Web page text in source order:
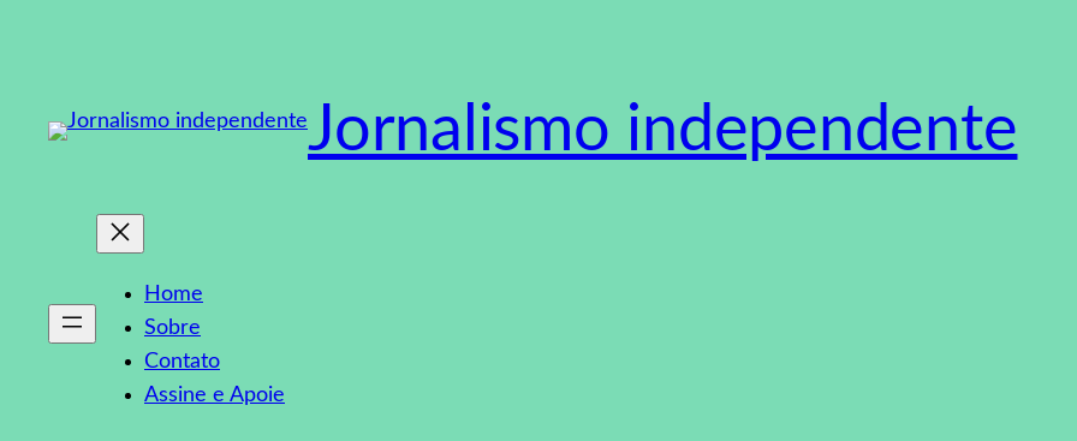
conteúdo
Jornalismo independente
Home
Sobre
Contato
Assine e Apoie